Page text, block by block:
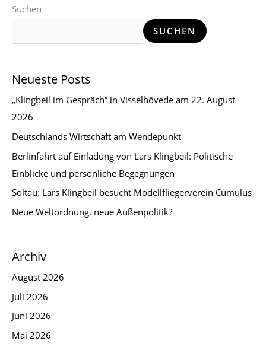
Suchen
SUCHEN
Neueste Posts
„Klingbeil im Gespräch“ in Visselhövede am 22. August
2026
Deutschlands Wirtschaft am Wendepunkt
Berlinfahrt auf Einladung von Lars Klingbeil: Politische
Einblicke und persönliche Begegnungen
Soltau: Lars Klingbeil besucht Modellfliegerverein Cumulus
Neue Weltordnung, neue Außenpolitik?
Archiv
August 2026
Juli 2026
Juni 2026
Mai 2026